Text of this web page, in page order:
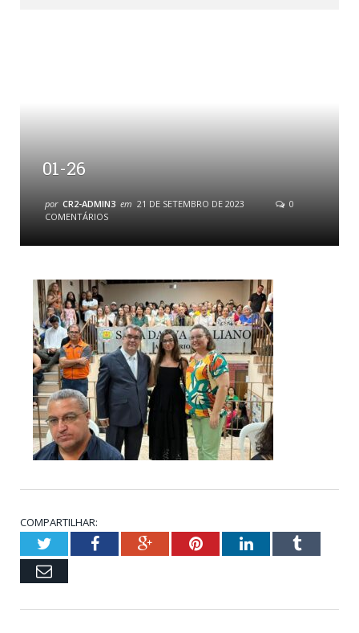
01-26
por CR2-ADMIN3 em 21 DE SETEMBRO DE 2023
0
COMENTÁRIOS
COMPARTILHAR:
TwitterFacebookGoogle+PinterestLinkedInTumblr
Email